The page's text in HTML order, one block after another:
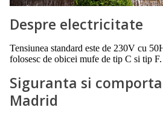
Despre electricitate
Tensiunea standard este de 230V cu
folosesc de obicei mufe de tip C si tip F.
Siguranta si
Madrid